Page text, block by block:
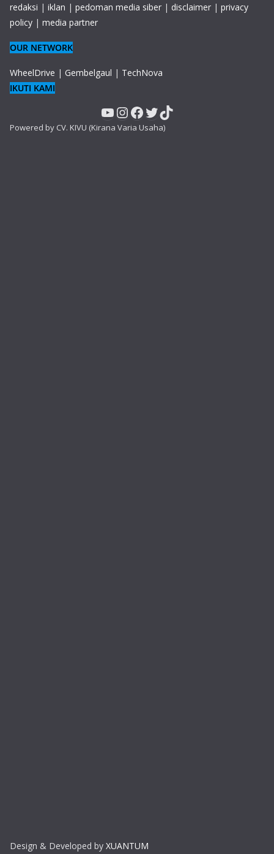
redaksi | iklan | pedoman media siber | disclaimer | privacy
policy | media partner
OUR NETWORK
WheelDrive | Gembelgaul | TechNova
IKUTI KAMI
YouTube
Instagram
Facebook
Twitter
TikTok
Powered by CV. KIVU (Kirana Varia Usaha)
Design & Developed by XUANTUM